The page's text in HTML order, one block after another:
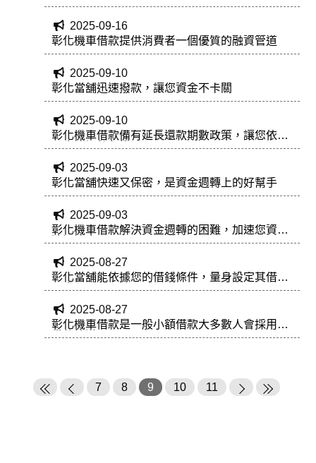
2025-09-16
彰化機車借款提供消費者一個優質的融資管道
2025-09-10
彰化當舖迅速撥款，讓您資金不卡關
2025-09-10
彰化機車借款備有延長還款期數政策，讓您依據
現金流調整負擔
2025-09-03
彰化當舖快速又保密，是資金週轉上的好幫手
2025-09-03
彰化機車借款解決資金週轉的困難，加速您資金
流通速度
2025-08-27
彰化當舖能依據您的借錢條件，量身設定其借款
需求
2025-08-27
彰化機車借款是一般小額借款大多數人會採用的
借款管道
7 8 9 10 11